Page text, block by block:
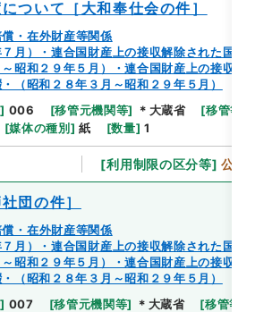
ついて［大和奉仕会の件］
・在外財産等関係
月）・連合国財産上の接収解除された国有の家
昭和２９年５月）・連合国財産上の接収解除さ
（昭和２８年３月～昭和２９年５月）
] 006 [移管元機関等] ＊大蔵省 [移管等年度
[媒体の種別 ] 紙 [数量] 1
[利用制限の区分等] 公開
団の件］
・在外財産等関係
月）・連合国財産上の接収解除された国有の家
昭和２９年５月）・連合国財産上の接収解除さ
（昭和２８年３月～昭和２９年５月）
] 007 [移管元機関等] ＊大蔵省 [移管等年度